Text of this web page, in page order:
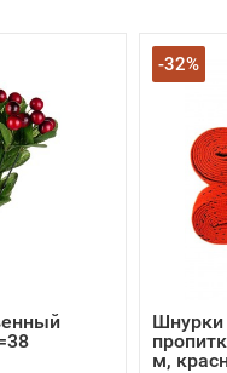
-32%
Шнурки
м,